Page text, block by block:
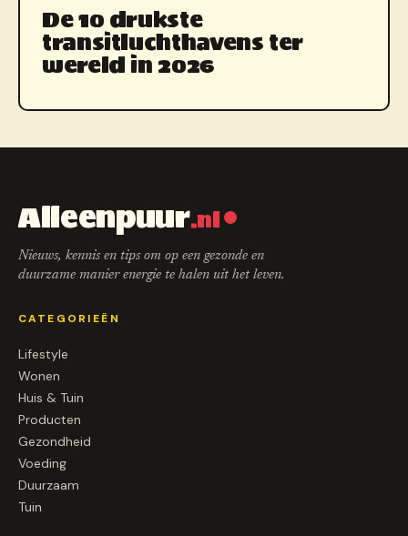
De 10 drukste
transitluchthavens ter
wereld in 2026
Alleenpuur.nl
Nieuws, kennis en tips om op een gezonde en
duurzame manier energie te halen uit het leven.
CATEGORIEËN
Lifestyle
Wonen
Huis & Tuin
Producten
Gezondheid
Voeding
Duurzaam
Tuin